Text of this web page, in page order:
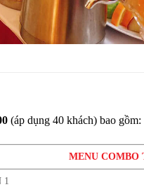
(áp dụng 40 khách) bao gồm:
MENU COMBO
1